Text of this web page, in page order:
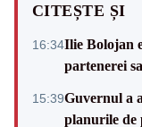
CITEȘTE ȘI
16:34Ilie Bolojan
partenerei
15:39Guvernul a
planurile de